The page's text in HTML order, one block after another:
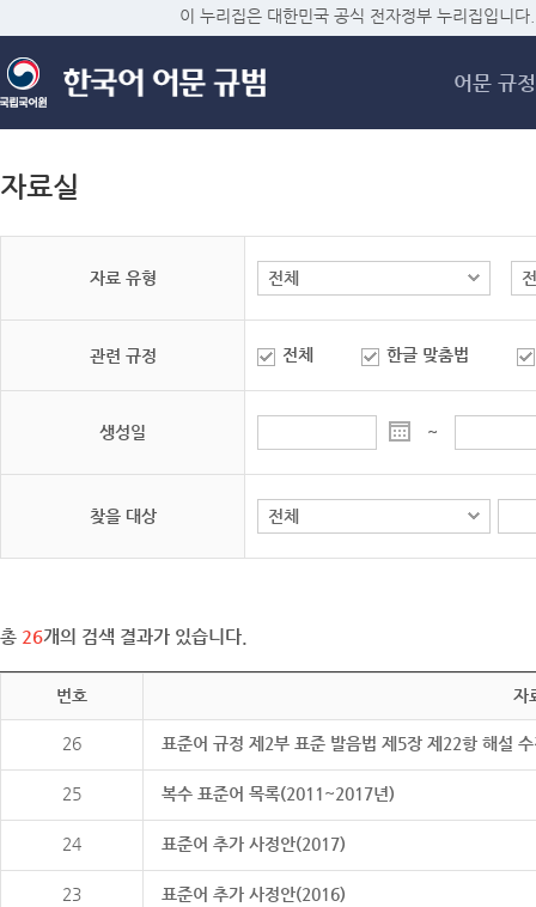
메
이 누리집은 대한민국 공식 전자정부 누리집입니다.
어문 규정
자료실
자료 유형
관련 규정 전체 한글 맞춤법
생성일 ~
찾을 대상
총 26개의 검색 결과가 있습니다.
번호 자
26 표준어 규정 제2부 표준 발음법 제5장 제22항 해설
25 복수 표준어 목록(2011~2017년)
24 표준어 추가 사정안(2017)
23 표준어 추가 사정안(2016)